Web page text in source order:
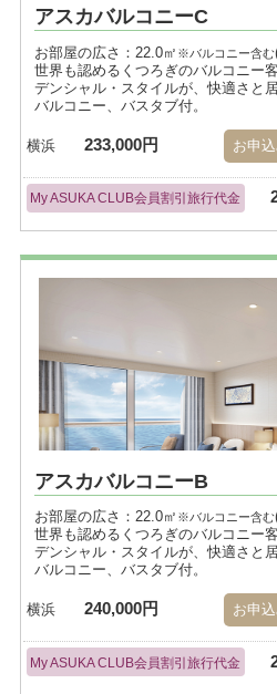
アスカバルコニーC
お部屋の広さ：22.0㎡ ※バルコニー含む
世界も認めるくつろぎのバルコニー
デンシャル・スタイルが、快適さと
バルコニー、バスタブ付。
横浜 233,000円 お申
My ASUKA CLUB会員割引旅行代金
アスカバルコニーB
お部屋の広さ：22.0㎡ ※バルコニー含む
世界も認めるくつろぎのバルコニー
デンシャル・スタイルが、快適さと
バルコニー、バスタブ付。
横浜 240,000円 お申
My ASUKA CLUB会員割引旅行代金